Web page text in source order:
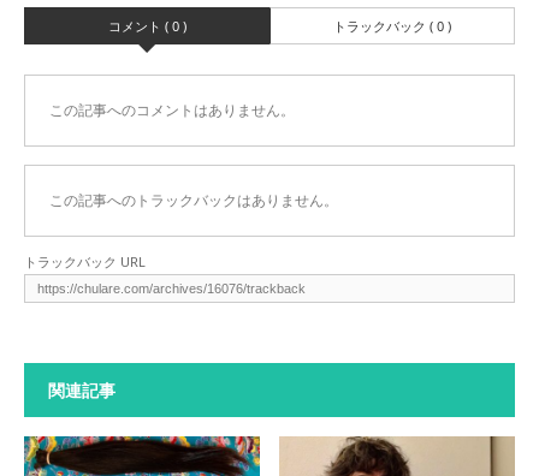
コメント ( 0 ) トラックバック ( 0 )
この記事へのコメントはありません。
この記事へのトラックバックはありません。
トラックバック URL
関連記事